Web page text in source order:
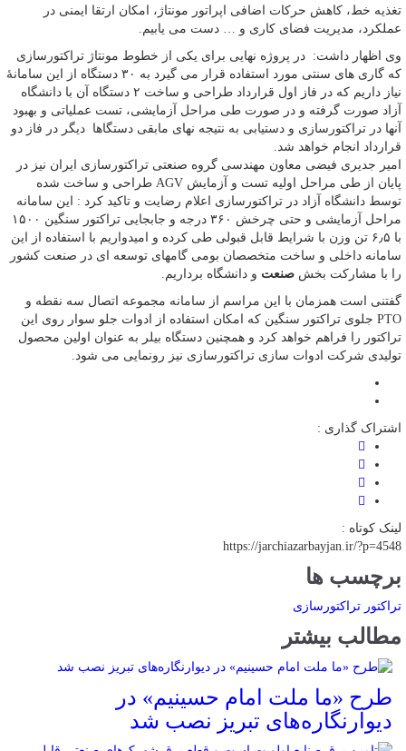
تغذیه خط، کاهش حرکات اضافی اپراتور مونتاژ، امکان ارتقا ایمنی در
عملکرد، مدیریت فضای کاری و … دست می یابیم.
وی اظهار داشت: در پروژه نهایی برای یکی از خطوط مونتاژ تراکتورسازی
که گاری های سنتی مورد استفاده قرار می گیرد به ۳۰ دستگاه از این سامانهٔ
نیاز داریم که در فاز اول قرارداد طراحی و ساخت ۲ دستگاه آن با دانشگاه
آزاد صورت گرفته و در صورت طی مراحل آزمایشی، تست عملیاتی و بهبود
آنها در تراکتورسازی و دستیابی به نتیجه نهای مابقی دستگاها دیگر در فاز دو
قرارداد انجام خواهد شد.
امیر جدیری فیضی معاون مهندسی گروه صنعتی تراکتورسازی ایران نیز در
پایان از طی مراحل اولیه تست و آزمایش AGV طراحی و ساخت شده
توسط دانشگاه آزاد در تراکتورسازی اعلام رضایت و تاکید کرد : این سامانه
مراحل آزمایشی و حتی چرخش ۳۶۰ درجه و جابجایی تراکتور سنگین ۱۵۰۰
با ۶٫۵ تن وزن با شرایط قابل قبولی طی کرده و امیدواریم با استفاده از این
سامانه داخلی و ساخت متخصصان بومی گامهای توسعه ای در صنعت کشور
را با مشارکت بخش صنعت و دانشگاه برداریم.
گفتنی است همزمان با این مراسم از سامانه مجموعه اتصال سه نقطه و
PTO جلوی تراکتور سنگین که امکان استفاده از ادوات جلو سوار روی این
تراکتور را فراهم خواهد کرد و همچنین دستگاه بیلر به عنوان اولین محصول
تولیدی شرکت ادوات سازی تراکتورسازی نیز رونمایی می شود.
اشتراک گذاری :
لینک کوتاه :
https://jarchiazarbayjan.ir/?p=4548
برچسب ها
تراکتور تراکتورسازی
مطالب بیشتر
طرح «ما ملت امام حسینیم» در
دیوارنگاره‌های تبریز نصب شد